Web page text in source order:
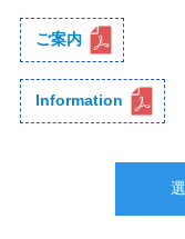
ご案内
Information